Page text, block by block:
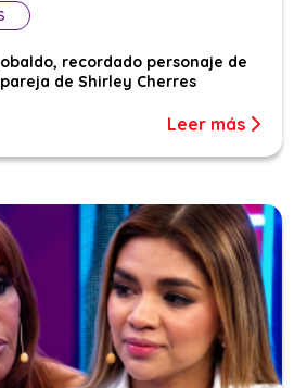
recordado personaje de
de Shirley Cherres
Leer más